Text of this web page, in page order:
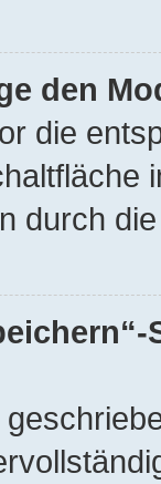
den
die
durch